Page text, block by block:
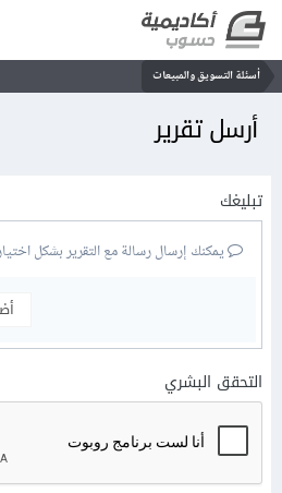
أسئلة التسويق والمبيعات
أرسل تقرير
تبليغك
يمكنك إرسال رسالة مع التقرير بشكل
التحقق البشري